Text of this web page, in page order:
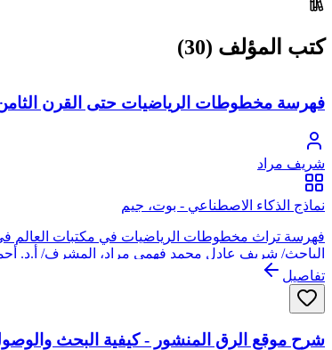
كتب المؤلف (30)
فهرسة مخطوطات الرياضيات حتى القرن
شريف مراد
نماذج الذكاء الاصطناعي - بوت، جيم
الباحث/ شريف عادل محمد فهمي مراد، المشرف/ أ.د. أحمد
تفاصيل
شرح موقع الرق المنشور - كيفية البحث